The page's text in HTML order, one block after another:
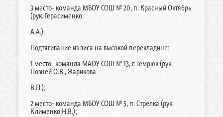
3 место- команда МБОУ СОШ № 20, п. Красный Октябрь
(рук. Герасименко
А.А.).
Подтягивание из виса на высокой перекладине:
1 место- команда МАОУ СОШ № 13, г. Темрюк (рук.
Позней О.В., Жарикова
В.П.);
2 место- команда МБОУ СОШ № 5, п. Стрелка (рук.
Клименко Н.В.);